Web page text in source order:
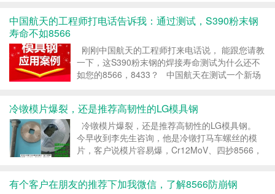
中国航天的工程师打电话告诉我：通过测试，S390粉末钢
寿命不如8566
刚刚中国航天的工程师打来电话说， 能跟您请教
一下，这S390粉末钢的焊接寿命测试为什么还不
如您的8566，8433？ 中国航天在测试一个新场
通，S390的...
冷镦模片爆裂，还是推荐高韧性的LG模具钢
冷镦模片爆裂，还是推荐高韧性的LG模具钢。
今早收到李先生咨询，他是冷镦打马车螺丝的模
片，客户说模片容易爆，Cr12MoV、四抄8566，
有个客户在朋友的推荐下加我微信，了解8566防崩钢